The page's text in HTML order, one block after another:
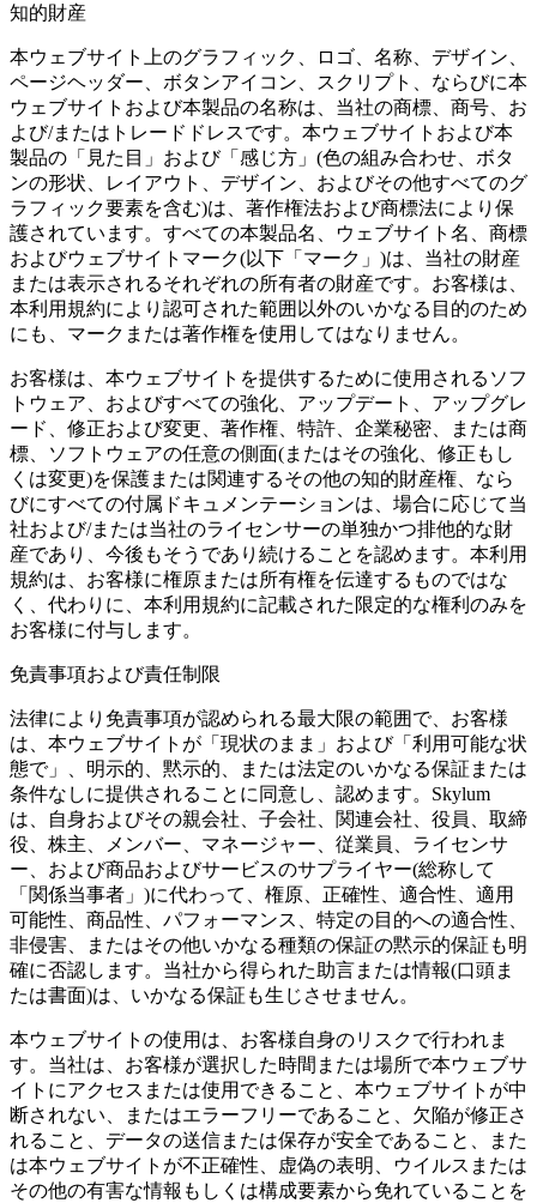
知的財産
本ウェブサイト上のグラフィック、ロゴ、名称、デザイン、
ページヘッダー、ボタンアイコン、スクリプト、ならびに本
ウェブサイトおよび本製品の名称は、当社の商標、商号、お
よび/またはトレードドレスです。本ウェブサイトおよび本
製品の「見た目」および「感じ方」(色の組み合わせ、ボタ
ンの形状、レイアウト、デザイン、およびその他すべてのグ
ラフィック要素を含む)は、著作権法および商標法により保
護されています。すべての本製品名、ウェブサイト名、商標
およびウェブサイトマーク(以下「マーク」)は、当社の財産
または表示されるそれぞれの所有者の財産です。お客様は、
本利用規約により認可された範囲以外のいかなる目的のため
にも、マークまたは著作権を使用してはなりません。
お客様は、本ウェブサイトを提供するために使用されるソフ
トウェア、およびすべての強化、アップデート、アップグレ
ード、修正および変更、著作権、特許、企業秘密、または商
標、ソフトウェアの任意の側面(またはその強化、修正もし
くは変更)を保護または関連するその他の知的財産権、なら
びにすべての付属ドキュメンテーションは、場合に応じて当
社および/または当社のライセンサーの単独かつ排他的な財
産であり、今後もそうであり続けることを認めます。本利用
規約は、お客様に権原または所有権を伝達するものではな
く、代わりに、本利用規約に記載された限定的な権利のみを
お客様に付与します。
免責事項および責任制限
法律により免責事項が認められる最大限の範囲で、お客様
は、本ウェブサイトが「現状のまま」および「利用可能な状
態で」、明示的、黙示的、または法定のいかなる保証または
条件なしに提供されることに同意し、認めます。Skylum
は、自身およびその親会社、子会社、関連会社、役員、取締
役、株主、メンバー、マネージャー、従業員、ライセンサ
ー、および商品およびサービスのサプライヤー(総称して
「関係当事者」)に代わって、権原、正確性、適合性、適用
可能性、商品性、パフォーマンス、特定の目的への適合性、
非侵害、またはその他いかなる種類の保証の黙示的保証も明
確に否認します。当社から得られた助言または情報(口頭ま
たは書面)は、いかなる保証も生じさせません。
本ウェブサイトの使用は、お客様自身のリスクで行われま
す。当社は、お客様が選択した時間または場所で本ウェブサ
イトにアクセスまたは使用できること、本ウェブサイトが中
断されない、またはエラーフリーであること、欠陥が修正さ
れること、データの送信または保存が安全であること、また
は本ウェブサイトが不正確性、虚偽の表明、ウイルスまたは
その他の有害な情報もしくは構成要素から免れていることを